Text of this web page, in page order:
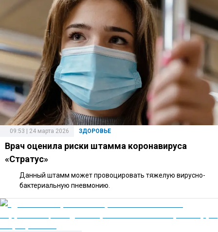
ЗДОРОВЬЕ
09:53 | 24 марта 2026
Врач оценила риски штамма коронавируса
«Стратус»
Данный штамм может провоцировать тяжелую вирусно-
бактериальную пневмонию.